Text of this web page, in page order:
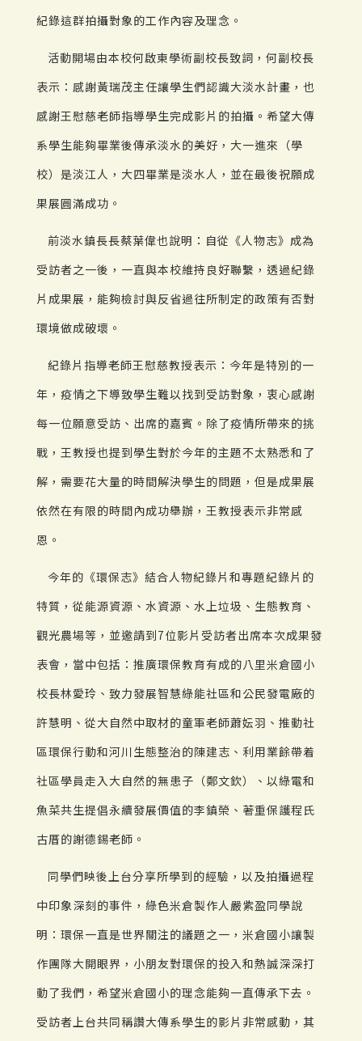
紀錄這群拍攝對象的工作內容及理念。
活動開場由本校何啟東學術副校長致詞，何副校長
表示：感謝黃瑞茂主任讓學生們認識大淡水計畫，也
感謝王慰慈老師指導學生完成影片的拍攝。希望大傳
系學生能夠畢業後傳承淡水的美好，大一進來（學
校）是淡江人，大四畢業是淡水人，並在最後祝願成
果展圓滿成功。
前淡水鎮長長蔡葉偉也說明：自從《人物志》成為
受訪者之一後，一直與本校維持良好聯繫，透過紀錄
片成果展，能夠檢討與反省過往所制定的政策有否對
環境做成破壞。
紀錄片指導老師王慰慈教授表示：今年是特別的一
年，疫情之下導致學生難以找到受訪對象，衷心感謝
每一位願意受訪、出席的嘉賓。除了疫情所帶來的挑
戰，王教授也提到學生對於今年的主題不太熟悉和了
解，需要花大量的時間解決學生的問題，但是成果展
依然在有限的時間內成功舉辦，王教授表示非常感
恩。
今年的《環保志》結合人物紀錄片和專題紀錄片的
特質，從能源資源、水資源、水上垃圾、生態教育、
觀光農場等，並邀請到7位影片受訪者出席本次成果發
表會，當中包括：推廣環保教育有成的八里米倉國小
校長林愛玲、致力發展智慧綠能社區和公民發電廠的
許慧明、從大自然中取材的童軍老師蕭妘羽、推動社
區環保行動和河川生態整治的陳建志、利用業餘帶着
社區學員走入大自然的無患子（鄭文欽）、以綠電和
魚菜共生提倡永續發展價值的李鎮榮、著重保護程氏
古厝的謝德錫老師。
同學們映後上台分享所學到的經驗，以及拍攝過程
中印象深刻的事件，綠色米倉製作人嚴紫盈同學說
明：環保一直是世界關注的議題之一，米倉國小讓製
作團隊大開眼界，小朋友對環保的投入和熱誠深深打
動了我們，希望米倉國小的理念能夠一直傳承下去。
受訪者上台共同稱讚大傳系學生的影片非常感動，其